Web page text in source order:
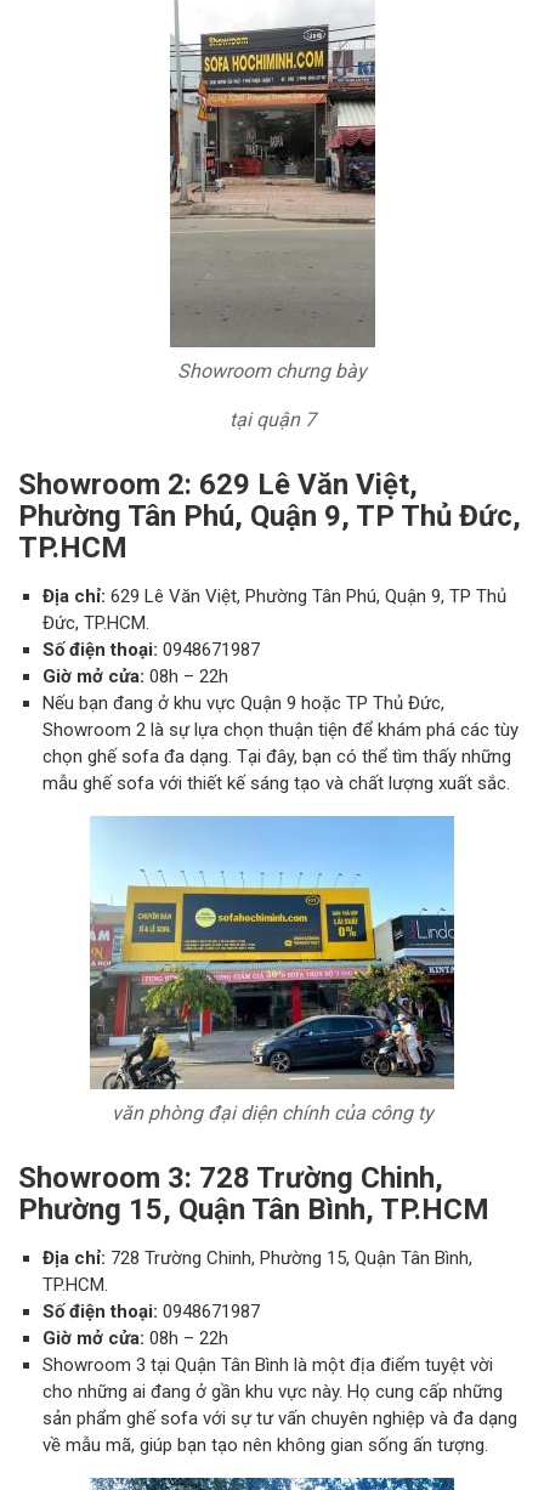
Showroom chưng bày
tại quận 7
Showroom 2: 629 Lê Văn Việt,
Phường Tân Phú, Quận 9, TP Thủ Đức,
TP.HCM
Địa chỉ: 629 Lê Văn Việt, Phường Tân Phú, Quận 9, TP Thủ
Đức, TP.HCM.
Số điện thoại: 0948671987
Giờ mở cửa: 08h – 22h
Nếu bạn đang ở khu vực Quận 9 hoặc TP Thủ Đức,
Showroom 2 là sự lựa chọn thuận tiện để khám phá các tùy
chọn ghế sofa đa dạng. Tại đây, bạn có thể tìm thấy những
mẫu ghế sofa với thiết kế sáng tạo và chất lượng xuất sắc.
văn phòng đại diện chính của công ty
Showroom 3: 728 Trường Chinh,
Phường 15, Quận Tân Bình, TP.HCM
Địa chỉ: 728 Trường Chinh, Phường 15, Quận Tân Bình,
TP.HCM.
Số điện thoại: 0948671987
Giờ mở cửa: 08h – 22h
Showroom 3 tại Quận Tân Bình là một địa điểm tuyệt vời
cho những ai đang ở gần khu vực này. Họ cung cấp những
sản phẩm ghế sofa với sự tư vấn chuyên nghiệp và đa dạng
về mẫu mã, giúp bạn tạo nên không gian sống ấn tượng.